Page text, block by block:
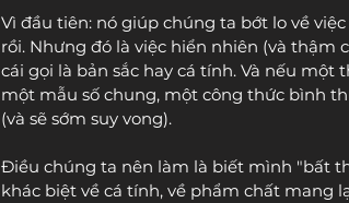
Vì đầu tiên: nó giúp chúng ta bớt lo về
rồi. Nhưng đó là việc hiển nhiên (và
cái gọi là bản sắc hay cá tính. Và nếu
một mẫu số chung, một công thức bình
(và sẽ sớm suy vong).
Điều chúng ta nên làm là biết mình "bất
khác biệt về cá tính, về phẩm chất mang